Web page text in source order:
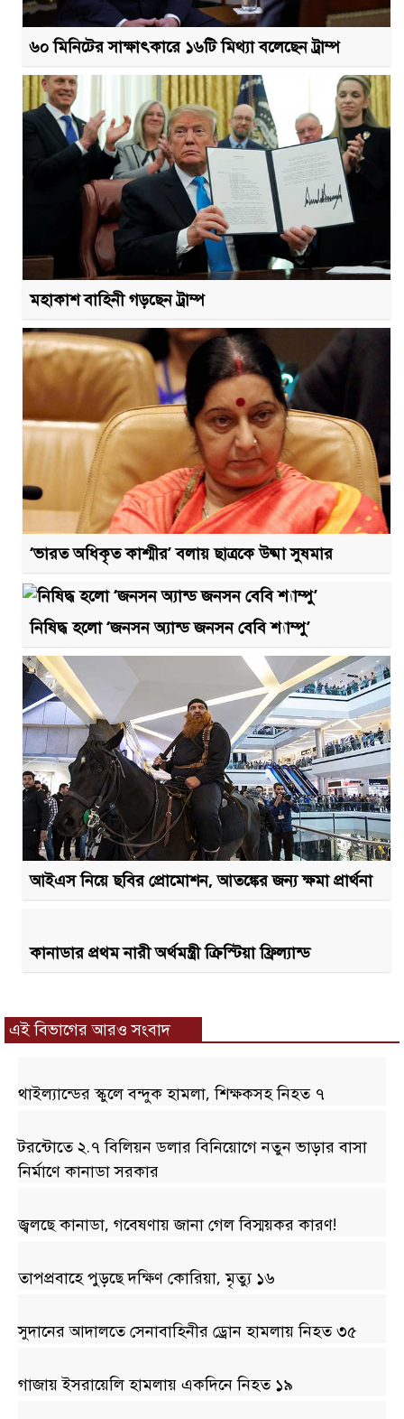
৬০ মিনিটের সাক্ষাৎকারে ১৬টি মিথ্যা বলেছেন ট্রাম্প
মহাকাশ বাহিনী গড়ছেন ট্রাম্প
‘ভারত অধিকৃত কাশ্মীর’ বলায় ছাত্রকে উষ্মা সুষমার
নিষিদ্ধ হলো ‘জনসন অ্যান্ড জনসন বেবি শ্যাম্পু’
আইএস নিয়ে ছবির প্রোমোশন, আতঙ্কের জন্য ক্ষমা প্রার্থনা
কানাডার প্রথম নারী অর্থমন্ত্রী ক্রিস্টিয়া ফ্রিল্যান্ড
এই বিভাগের আরও সংবাদ
থাইল্যান্ডের স্কুলে বন্দুক হামলা, শিক্ষকসহ নিহত ৭
টরন্টোতে ২.৭ বিলিয়ন ডলার বিনিয়োগে নতুন ভাড়ার বাসা
নির্মাণে কানাডা সরকার
জ্বলছে কানাডা, গবেষণায় জানা গেল বিস্ময়কর কারণ!
তাপপ্রবাহে পুড়ছে দক্ষিণ কোরিয়া, মৃত্যু ১৬
সুদানের আদালতে সেনাবাহিনীর ড্রোন হামলায় নিহত ৩৫
গাজায় ইসরায়েলি হামলায় একদিনে নিহত ১৯